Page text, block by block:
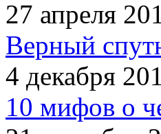
27 апреля
Верный
4 декабря
10 мифов о